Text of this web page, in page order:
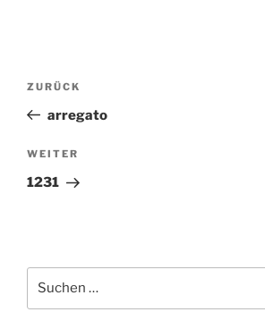
Beitragsnavigation
Vorheriger
Beitrag
ZURÜCK
arregato
Nächster
Beitrag
WEITER
1231